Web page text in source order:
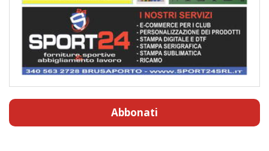
Abbonati